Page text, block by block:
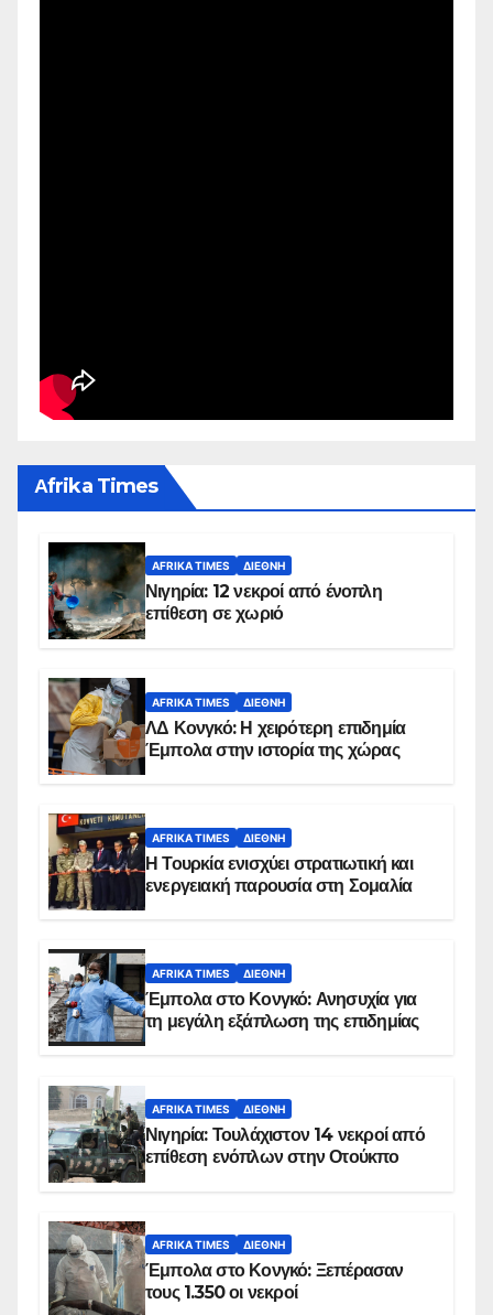
Αfrika Times
AFRIKA TIMES ΔΙΕΘΝΉ
Νιγηρία: 12 νεκροί από ένοπλη
επίθεση σε χωριό
AFRIKA TIMES ΔΙΕΘΝΉ
ΛΔ Κονγκό: Η χειρότερη επιδημία
Έμπολα στην ιστορία της χώρας
AFRIKA TIMES ΔΙΕΘΝΉ
Η Τουρκία ενισχύει στρατιωτική και
ενεργειακή παρουσία στη Σομαλία
AFRIKA TIMES ΔΙΕΘΝΉ
Έμπολα στο Κονγκό: Ανησυχία για
τη μεγάλη εξάπλωση της επιδημίας
AFRIKA TIMES ΔΙΕΘΝΉ
Νιγηρία: Τουλάχιστον 14 νεκροί από
επίθεση ενόπλων στην Οτούκπο
AFRIKA TIMES ΔΙΕΘΝΉ
Έμπολα στο Κονγκό: Ξεπέρασαν
τους 1.350 οι νεκροί